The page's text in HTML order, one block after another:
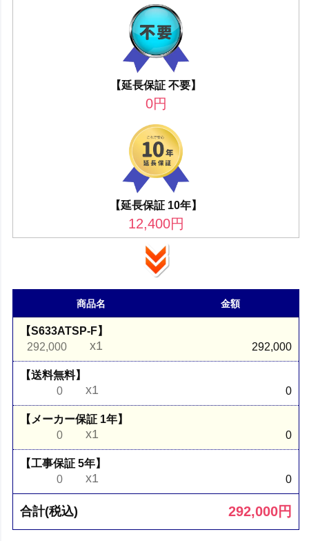
【延長保証 不要】
0円
【延長保証 10年】
12,400円
商品名 金額
【S633ATSP-F】
292,000
x1 292,000
【送料無料】
0
x1 0
【メーカー保証 1年】
0
x1 0
【工事保証 5年】
0
x1 0
合計(税込) 292,000円